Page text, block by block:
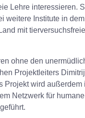
Lehre interessieren.
weitere Institute in dem
mit
ohne den
Projektleiters
Projekt wird außerdem
Netzwerk für